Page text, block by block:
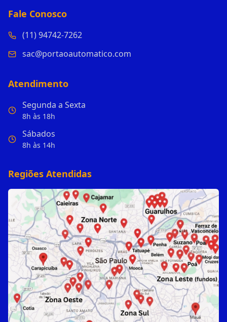
Fale Conosco
(11) 94742-7262
sac@portaoautomatico.com
Atendimento
Segunda a Sexta
8h às 18h
Sábados
8h às 14h
Regiões Atendidas